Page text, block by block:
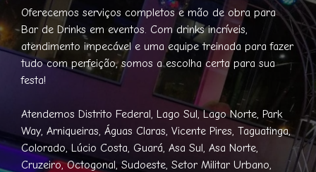
Oferecemos serviços completos e mão de obra para
Bar de Drinks em eventos. Com drinks incríveis,
atendimento impecável e uma equipe treinada para fazer
tudo com perfeição, somos a escolha certa para sua
festa!
Atendemos Distrito Federal, Lago Sul, Lago Norte, Park
Way, Arniqueiras, Águas Claras, Vicente Pires, Taguatinga,
Colorado, Lúcio Costa, Guará, Asa Sul, Asa Norte,
Cruzeiro, Octogonal, Sudoeste, Setor Militar Urbano,